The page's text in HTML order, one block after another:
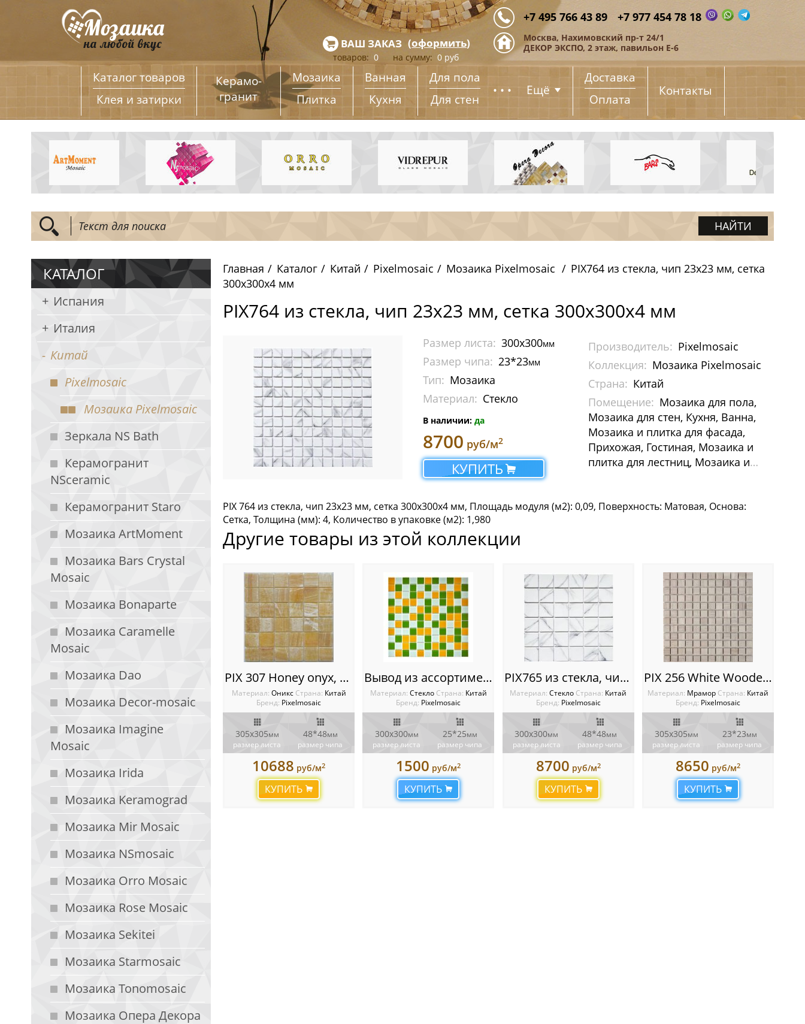
+7 495 766 43 89 +7 977 454 78 18
Москва, Нахимовский пр-т 24/1
ДЕКОР ЭКСПО, 2 этаж, павильон Е-6
ВАШ ЗАКАЗ (оформить)
товаров: 0 на сумму: 0 руб
Каталог товаров
Клея и затирки
Керамо­
гранит
Мозаика
Плитка
Ванная
Кухня
Для пола
Для стен
... Ещё
Доставка
Оплата
Контакты
КАТАЛОГ
Испания
Италия
Китай
Pixelmosaic
Мозаика Pixelmosaic
Зеркала NS Bath
Керамогранит
NSceramic
Керамогранит Staro
Мозаика ArtMoment
Мозаика Bars Crystal
Mosaic
Мозаика Bonaparte
Мозаика Caramelle
Mosaic
Мозаика Dao
Мозаика Decor-mosaic
Мозаика Imagine
Mosaic
Мозаика Irida
Мозаика Keramograd
Мозаика Mir Mosaic
Мозаика NSmosaic
Мозаика Orro Mosaic
Мозаика Rose Mosaic
Мозаика Sekitei
Мозаика Starmosaic
Мозаика Tonomosaic
Мозаика Опера Декора
Главная Каталог Китай Pixelmosaic Мозаика Pixelmosaic
PIX764 из стекла, чип 23x23 мм, сетка
300х300x4 мм
PIX764 из стекла, чип 23x23 мм, сетка 300х300x4 мм
Производитель: Pixelmosaic
Коллекция: Мозаика Pixelmosaic
Страна: Китай
Помещение: Мозаика для пола,
Мозаика для стен, Кухня, Ванна,
Мозаика и плитка для фасада,
Прихожая, Гостиная, Мозаика и
плитка для лестниц, Мозаика и
Картины и панно из мозаики,
Размер листа: 300x300мм
Размер чипа: 23*23мм
Тип: Мозаика
Материал: Стекло
В наличии: да
8700 руб/м2
КУПИТЬ
PIX 764 из стекла, чип 23x23 мм, сетка 300х300x4 мм, Площадь модуля (м2): 0,09, Поверхность: Матовая, Основа:
Сетка, Толщина (мм): 4, Количество в упаковке (м2): 1,980
Другие товары из этой коллекции
PIX 307 Honey onyx, чип 48x48 мм, сетка 305х305x8 мм, Полированная
Материал: Оникс Cтрана: Китай
Бренд: Pixelmosaic
305х305мм
размер листа
48*48мм
размер чипа
10688 руб/м2
КУПИТЬ
Вывод из ассортимента PIX012 из стекла, чип 25х25 мм, сетка 300х300х4 мм
Материал: Стекло Cтрана: Китай
Бренд: Pixelmosaic
300х300мм
размер листа
25*25мм
размер чипа
1500 руб/м2
КУПИТЬ
PIX765 из стекла, чип 48x48 мм, сетка 300х300x4 мм
Материал:Стекло Cтрана: Китай
Бренд: Pixelmosaic
300x300мм
размер листа
48*48мм
размер чипа
8700 руб/м2
КУПИТЬ
PIX 256 White Wooden, чип 23x23 мм, сетка 305х305x6 мм, Матовая
Материал: Мрамор Cтрана: Китай
Бренд: Pixelmosaic
305х305мм
размер листа
23*23мм
размер чипа
8650 руб/м2
КУПИТЬ